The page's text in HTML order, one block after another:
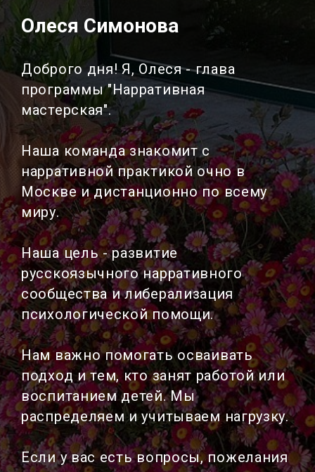
Олеся Симонова
Доброго дня! Я, Олеся - глава
программы "Нарративная
мастерская".
Наша команда знакомит с
нарративной практикой очно в
Москве и дистанционно по всему
миру.
Наша цель - развитие
русскоязычного нарративного
сообщества и либерализация
психологической помощи.
Нам важно помогать осваивать
подход и тем, кто занят работой или
воспитанием детей. Мы
распределяем и учитываем нагрузку.
Если у вас есть вопросы, пожелания